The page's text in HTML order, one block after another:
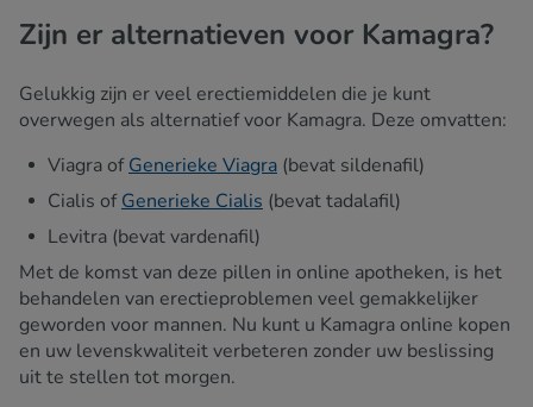
Zijn er alternatieven voor Kamagra?
Gelukkig zijn er veel erectiemiddelen die je kunt
overwegen als alternatief voor Kamagra. Deze omvatten:
Viagra ofGenerieke Viagra (bevat sildenafil)
Cialis ofGenerieke Cialis (bevat tadalafil)
Levitra (bevat vardenafil)
Met de komst van deze pillen in online apotheken, is het
behandelen van erectieproblemen veel gemakkelijker
geworden voor mannen. Nu kunt u Kamagra online kopen
en uw levenskwaliteit verbeteren zonder uw beslissing
uit te stellen tot morgen.